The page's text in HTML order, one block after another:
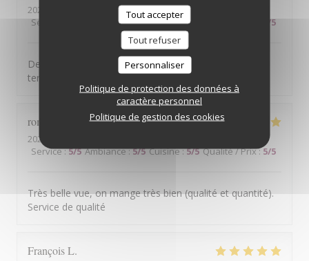
Tout accepter
Tout refuser
Personnaliser
Politique de protection des données à
caractère personnel
Politique de gestion des cookies
2026-07-31
- 13:30 - Couverts 2
Service
Ambiance:4/5 Cuisine:5 /5
Des ventilateurs de plafond seraient appréciés sur la
terrasse en période de chaleur.
romain
2026-07-30
Service:5/5 Ambiance:5/5 Cuisine:5/5 Qualité / Prix:5/5
Très belle vue, on mange très bien (qualité et quantité).
Service de qualité
FrançoisL